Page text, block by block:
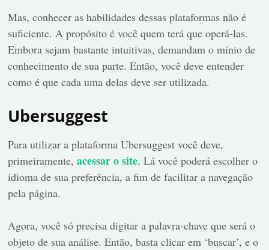
Mas, conhecer as habilidades dessas plataformas não é
suficiente. A propósito é você quem terá que operá-las.
Embora sejam bastante intuitivas, demandam o mínio de
conhecimento de sua parte. Então, você deve entender
como é que cada uma delas deve ser utilizada.
Ubersuggest
Para utilizar a plataforma Ubersuggest você deve,
primeiramente,acessar o site. Lá você poderá escolher o
idioma de sua preferência, a fim de facilitar a navegação
pela página.
Agora, você só precisa digitar a palavra-chave que será o
objeto de sua análise. Então, basta clicar em ‘buscar’, e o